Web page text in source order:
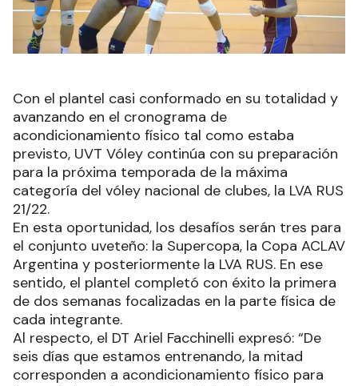
Con el plantel casi conformado en su totalidad y
avanzando en el cronograma de
acondicionamiento físico tal como estaba
previsto, UVT Vóley continúa con su preparación
para la próxima temporada de la máxima
categoría del vóley nacional de clubes, la LVA RUS
21/22.
En esta oportunidad, los desafíos serán tres para
el conjunto uveteño: la Supercopa, la Copa ACLAV
Argentina y posteriormente la LVA RUS. En ese
sentido, el plantel completó con éxito la primera
de dos semanas focalizadas en la parte física de
cada integrante.
Al respecto, el DT Ariel Facchinelli expresó: “De
seis días que estamos entrenando, la mitad
corresponden a acondicionamiento físico para